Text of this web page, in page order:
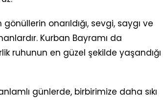
onarıldığı, sevgi, saygı ve
Kurban Bayramı da
ruhunun en güzel şekilde yaşandığı
günlerde, birbirimize daha sıkı